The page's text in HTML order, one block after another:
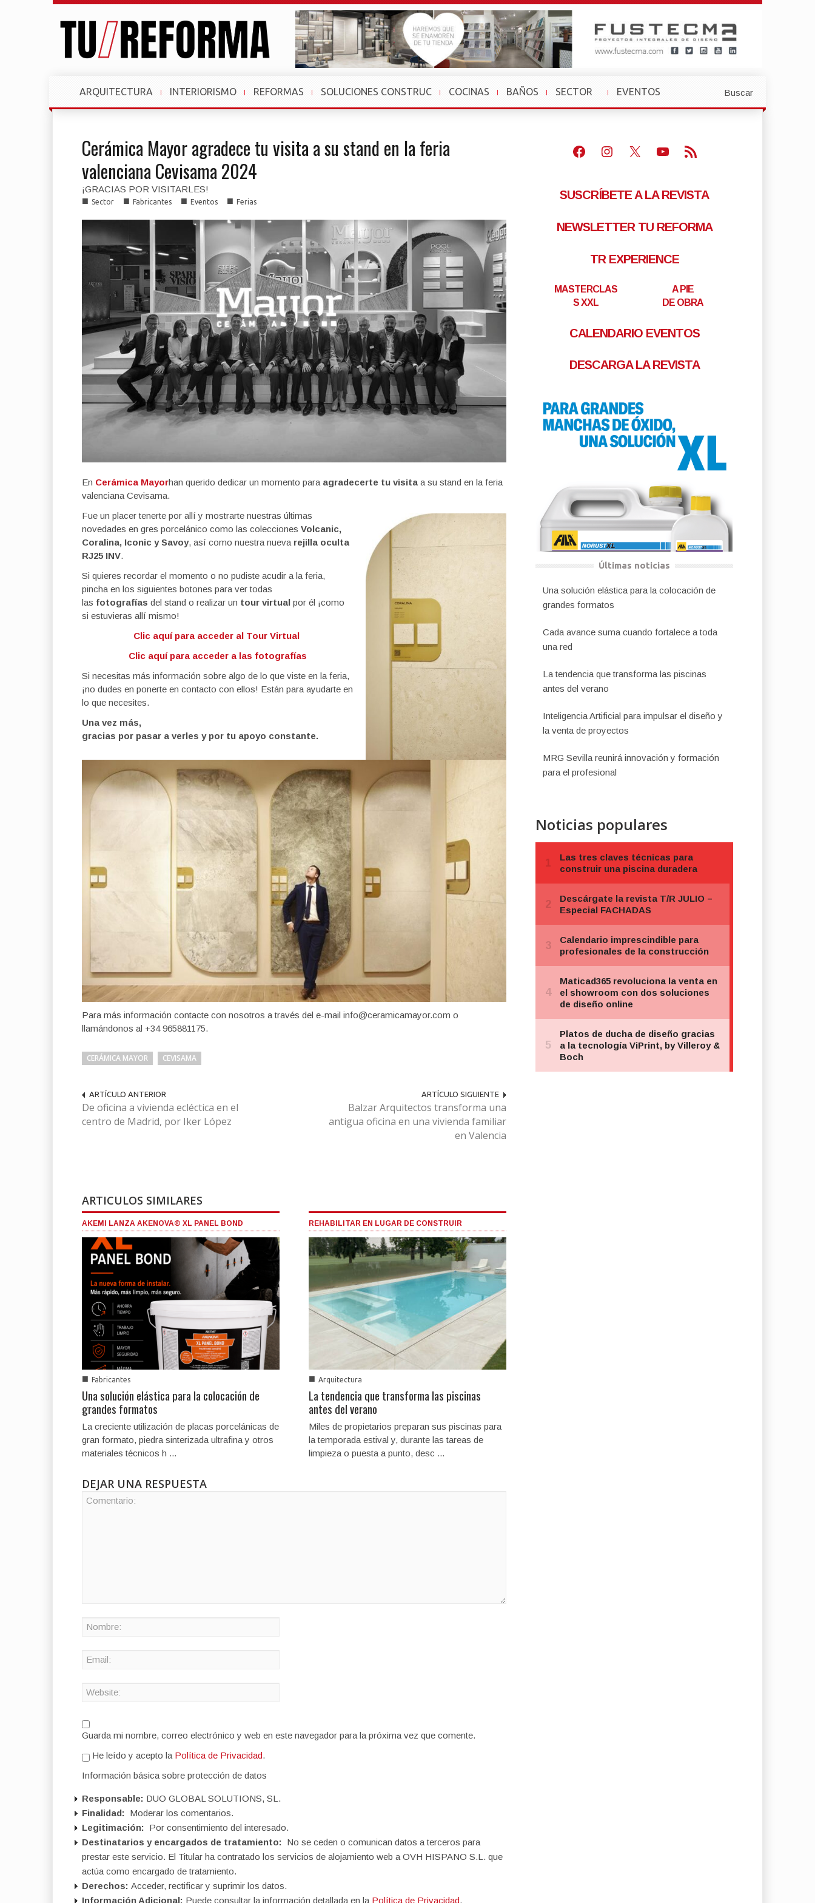
ARQUITECTURA INTERIORISMO REFORMAS SOLUCIONES CONSTRUC COCINAS BAÑOS
SECTOR
»
EVENTOS
»
Buscar
Cerámica Mayor agradece tu visita a su stand en la feria
valenciana Cevisama 2024
¡GRACIAS POR VISITARLES!
■ Sector ■ Fabricantes ■ Eventos ■ Ferias
En Cerámica Mayorhan querido dedicar un momento para agradecerte tu visita a su stand en la feria
valenciana Cevisama.
Fue un placer tenerte por allí y mostrarte nuestras últimas
novedades en gres porcelánico como las colecciones Volcanic,
Coralina, Iconic y Savoy, así como nuestra nueva rejilla oculta
RJ25 INV.
Si quieres recordar el momento o no pudiste acudir a la feria,
pincha en los siguientes botones para ver todas
las fotografías del stand o realizar un tour virtual por él ¡como
si estuvieras allí mismo!
Clic aquí para acceder al Tour Virtual
Clic aquí para acceder a las fotografías
Si necesitas más información sobre algo de lo que viste en la feria,
¡no dudes en ponerte en contacto con ellos! Están para ayudarte en
lo que necesites.
Una vez más,
gracias por pasar a verles y por tu apoyo constante.
Para más información contacte con nosotros a través del e-mail info@ceramicamayor.com o
llamándonos al +34 965881175.
CERÁMICA MAYOR CEVISAMA
ARTÍCULO ANTERIOR
De oficina a vivienda ecléctica en el
centro de Madrid, por Iker López
ARTÍCULO SIGUIENTE
Balzar Arquitectos transforma una
antigua oficina en una vivienda familiar
en Valencia
ARTICULOS SIMILARES
AKEMI LANZA AKENOVA® XL PANEL BOND
■ Fabricantes
Una solución elástica para la colocación de
grandes formatos
La creciente utilización de placas porcelánicas de
gran formato, piedra sinterizada ultrafina y otros
materiales técnicos h ...
REHABILITAR EN LUGAR DE CONSTRUIR
■ Arquitectura
La tendencia que transforma las piscinas
antes del verano
Miles de propietarios preparan sus piscinas para
la temporada estival y, durante las tareas de
limpieza o puesta a punto, desc ...
DEJAR UNA RESPUESTA
Guarda mi nombre, correo electrónico y web en este navegador para la próxima vez que comente.
He leído y acepto la Política de Privacidad.
Información básica sobre protección de datos
Responsable: DUO GLOBAL SOLUTIONS, SL.
Finalidad: Moderar los comentarios.
Legitimación: Por consentimiento del interesado.
Destinatarios y encargados de tratamiento: No se ceden o comunican datos a terceros para
prestar este servicio. El Titular ha contratado los servicios de alojamiento web a OVH HISPANO S.L. que
actúa como encargado de tratamiento.
Derechos: Acceder, rectificar y suprimir los datos.
Información Adicional: Puede consultar la información detallada en la Política de Privacidad.
Facebook
Instagram
X Youtube
Feed RSS
SUSCRÍBETE A LA REVISTA
NEWSLETTER TU REFORMA
TR EXPERIENCE
MASTERCLAS
S XXL
A PIE
DE OBRA
CALENDARIO EVENTOS
DESCARGA LA REVISTA
Últimas noticias
Una solución elástica para la colocación de
grandes formatos
Cada avance suma cuando fortalece a toda
una red
La tendencia que transforma las piscinas
antes del verano
Inteligencia Artificial para impulsar el diseño y
la venta de proyectos
MRG Sevilla reunirá innovación y formación
para el profesional
Noticias populares